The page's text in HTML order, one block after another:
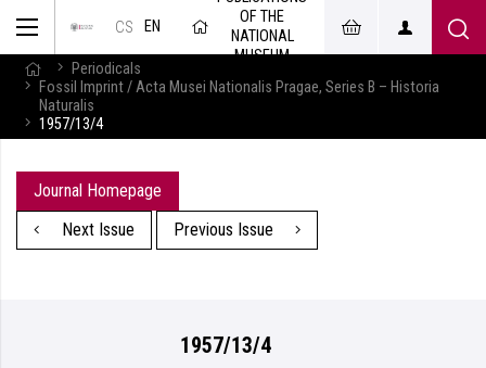
CS EN
OF THE
NATIONAL
MUSEUM
Periodicals
Fossil Imprint / Acta Musei Nationalis Pragae, Series B – Historia
Naturalis
1957/13/4
Journal Homepage
Next Issue
Previous Issue
1957/13/4